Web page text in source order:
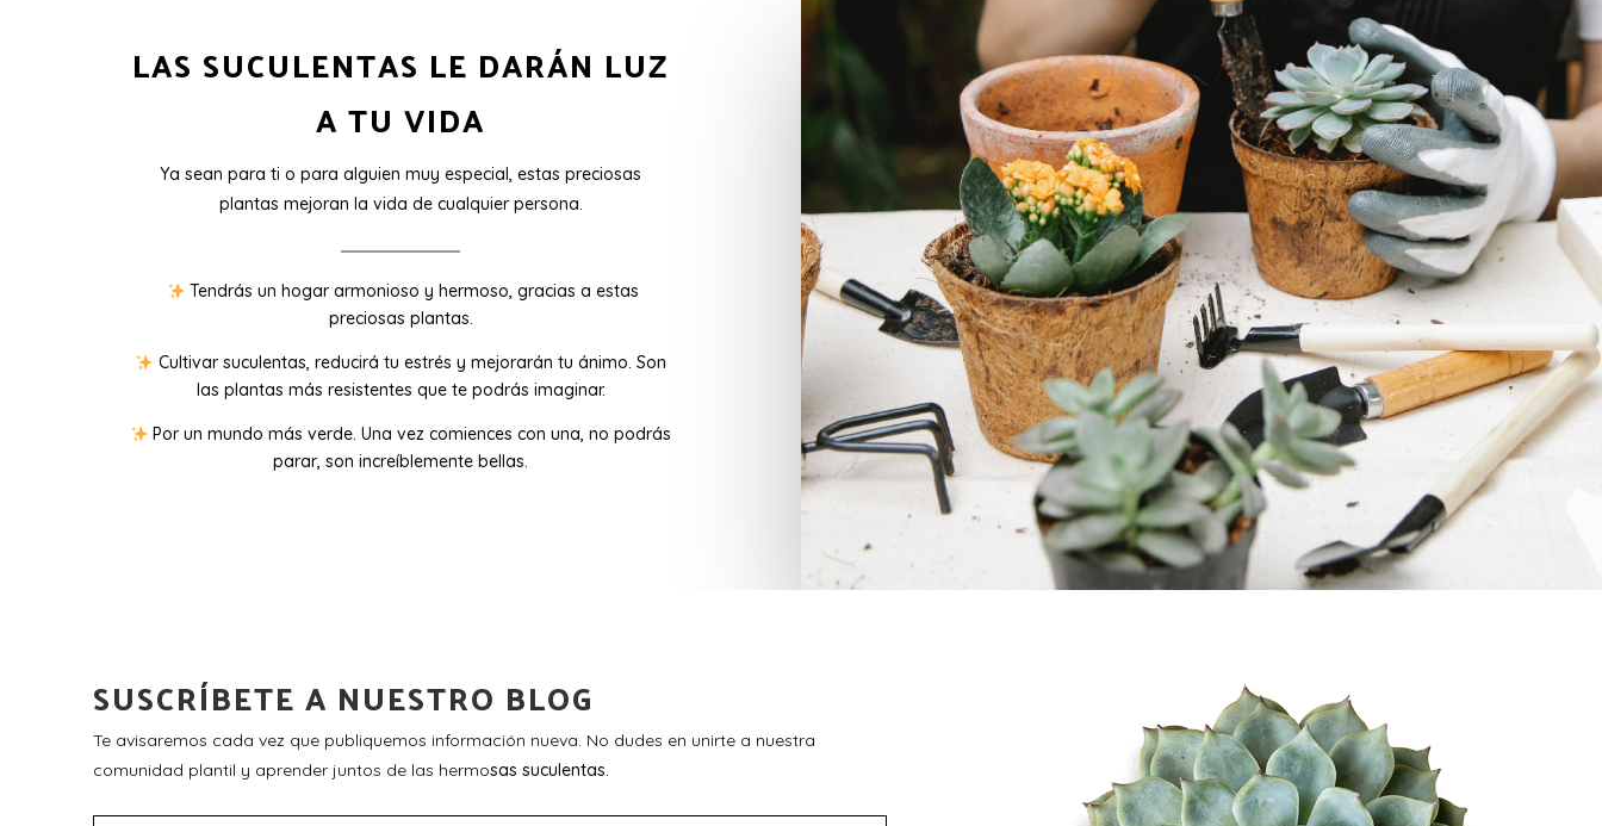
LAS SUCULENTAS LE DARÁN LUZ
A TU VIDA
Ya sean para ti o para alguien muy especial, estas preciosas
plantas mejoran la vida de cualquier persona.
Tendrás un hogar armonioso y hermoso, gracias a estas
preciosas plantas.
Cultivar suculentas, reducirá tu estrés y mejorarán tu ánimo. Son
las plantas más resistentes que te podrás imaginar.
Por un mundo más verde. Una vez comiences con una, no podrás
parar, son increíblemente bellas.
SUSCRÍBETE A NUESTRO BLOG
Te avisaremos cada vez que publiquemos información nueva. No dudes en unirte a nuestra
comunidad plantil y aprender juntos de las hermosas suculentas.